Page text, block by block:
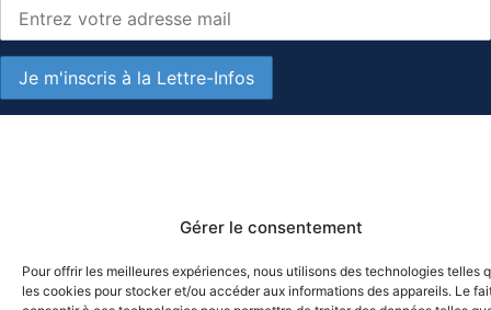
Gérer le consentement
Pour offrir les meilleures expériences, nous utilisons des technologies telles
les cookies pour stocker et/ou accéder aux informations des appareils. Le